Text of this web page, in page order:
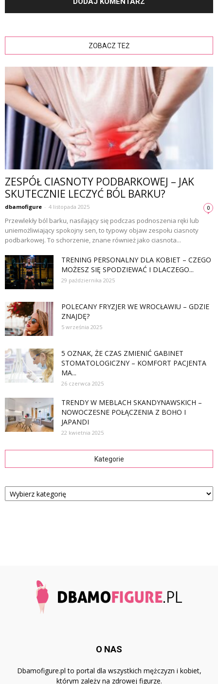
ZOBACZ TEŻ
ZESPÓŁ CIASNOTY PODBARKOWEJ – JAK
SKUTECZNIE LECZYĆ BÓL BARKU?
dbamofigure - 4 listopada 2025 0
Przewlekły ból barku, nasilający się podczas podnoszenia ręki lub
uniemożliwiający spokojny sen, to typowy objaw zespołu ciasnoty
podbarkowej. To schorzenie, znane również jako ciasnota...
TRENING PERSONALNY DLA KOBIET – CZEGO
MOŻESZ SIĘ SPODZIEWAĆ I DLACZEGO...
29 października 2025
POLECANY FRYZJER WE WROCŁAWIU – GDZIE
ZNAJDĘ?
5 września 2025
5 OZNAK, ŻE CZAS ZMIENIĆ GABINET
STOMATOLOGICZNY – KOMFORT PACJENTA
MA...
26 czerwca 2025
TRENDY W MEBLACH SKANDYNAWSKICH –
NOWOCZESNE POŁĄCZENIA Z BOHO I
JAPANDI
22 kwietnia 2025
Kategorie
Kategorie
O NAS
Dbamofigure.pl to portal dla wszystkich mężczyzn i kobiet,
którym zależy na zdrowej figurze.